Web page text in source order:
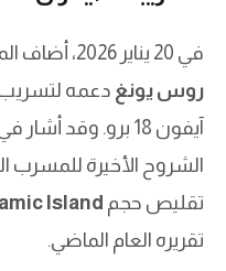
في 20 يناير 2026، أضاف المحلل المخضرم في مجال العرض
روس يونغ دعمه
آيفون 18 برو. وقد أشار في منشور له على منصة
الشروح الأخيرة للمسرب
تقليص حجم Island
تقريره العام الماضي.